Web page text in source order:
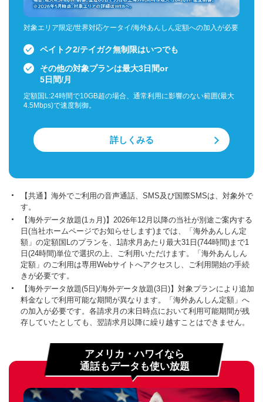
対象エリア限定/世界対応ケータイ/海外あんしん定額への加入が必要
ペイトク2/テイガク無制限はいつでも
その他の対象プランは最大3日間or
5日間/月
定額国L:24時間で10GB超の場合、通常利用に影響のない範囲(最⼤
4.5Mbps)で速度制御。
詳しくみる
【共通】海外でご利用の音声通話、SMS及び国際SMSは、対象外で
す。
【海外データ放題(1ヵ月)】2026年12月以降の当社が別途ご案内する
日(当社ホームページでお知らせします)までは、「海外あんしん定
額」の定額国Lのプランを、1請求月あたり最大31日(744時間)まで1
日(24時間)単位で選択の上、ご利用いただけます。「海外あんしん
定額」のご利用は専用Webサイトへアクセスし、ご利用開始の手続
きが必要です。
【海外データ放題(5日)/海外データ放題(3日)】対象プランにより追加
料金なしで利用可能な期間が異なります。「海外あんしん定額」へ
の加入が必要です。各請求月の末日時点において利用可能期間が残
存していたとしても、翌請求月以降に繰り越すことはできません。
アメリカ・ハワイなら
通話もデータも使い放題